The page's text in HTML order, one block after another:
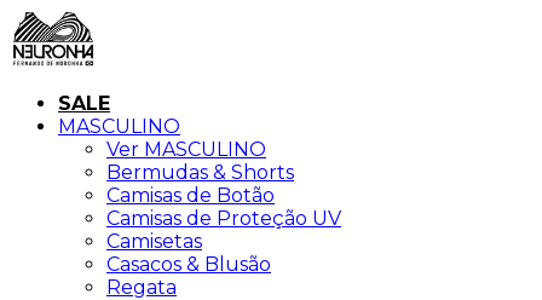
SALE
MASCULINO
Ver MASCULINO
Bermudas & Shorts
Camisas de Botão
Camisas de Proteção UV
Camisetas
Casacos & Blusão
Regata